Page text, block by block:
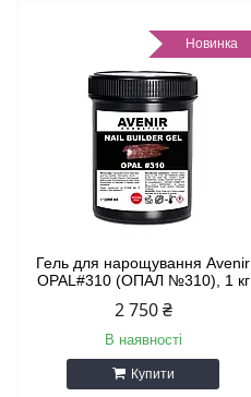
Новинка
Гель для нарощування Avenir
OPAL#310 (ОПАЛ №310), 1 кг
2 750 ₴
В наявності
Купити